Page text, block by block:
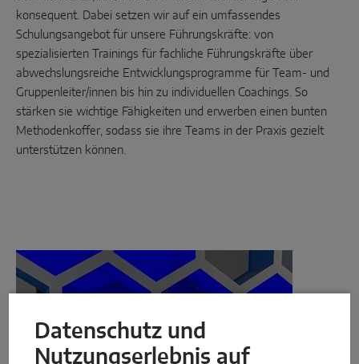
konsequent. Dabei setzen wir auf ein umfassendes
Schulungsangebot für unsere Führungskräfte: von
spezialisierten Trainings für fachliche Führungskräfte über
abwechslungsreiche Entwicklungsprogramme für Team- und
Gruppenleiter/innen bis hin zu individuellen Coachings. So
stärken sie wichtige Fähigkeiten und erwerben einen bunten
Methodenkoffer, sodass sie ihre Teams in der Praxis gezielt
unterstützen können.
Datenschutz und
Nutzungserlebnis auf